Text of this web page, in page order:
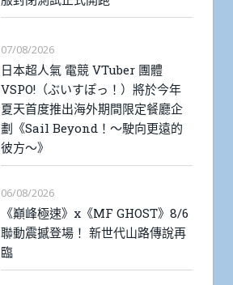
07/08/2026
日本超人氣 電競 VTuber 團體
VSPO!（ぶいすぽっ！）將於今年
夏天首度推出海外期間限定餐廳企
劃《Sail Beyond！～駛向更遠的
彼方～》
06/08/2026
《巔峰極速》x《MF GHOST》8/6
聯動震撼登場！ 新世代山路傳說再
臨